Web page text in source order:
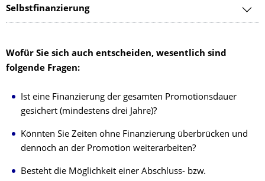
Selbstfinanzierung
Wofür Sie sich auch entscheiden, wesentlich sind
folgende Fragen:
Ist eine Finanzierung der gesamten Promotionsdauer
gesichert (mindestens drei Jahre)?
Könnten Sie Zeiten ohne Finanzierung überbrücken und
dennoch an der Promotion weiterarbeiten?
Besteht die Möglichkeit einer Abschluss- bzw.